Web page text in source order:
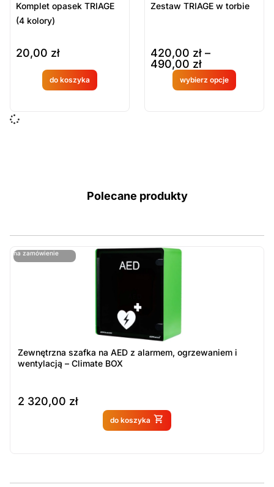
Komplet opasek TRIAGE
(4 kolory)
20,00 zł
do koszyka
Produkt
dostępny
Zestaw TRIAGE w torbie
420,00 zł –
490,00 zł
wybierz opcje
Produkt
Polecane produkty
na zamówienie
ostatnie sztuki
Zewnętrzna szafka na AED z alarmem, ogrzewaniem i
wentylacją – Climate BOX
2 320,00 zł
do koszyka
Produkt dostępny na